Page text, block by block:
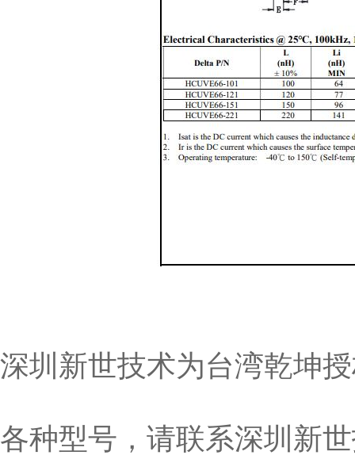
深圳新世技术为台湾乾坤
各种型号，请联系深圳新